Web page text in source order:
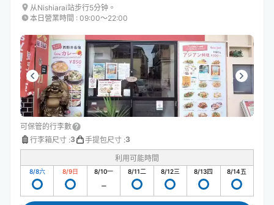
从Nishiarai站步行5分钟。
本日營業時間 : 09:00〜22:00
可保管的行李數
行李箱尺寸 :3 手提包尺寸 :3
利用可能時間
8/8六 8/9日 8/10一 8/11二 8/12三 8/13四 8/14五